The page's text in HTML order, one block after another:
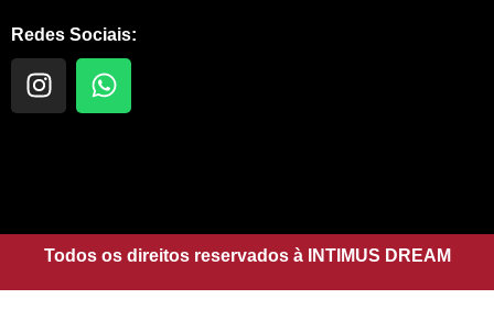
Redes Sociais:
I
n
r
a
m
W
h
p
p
Todos os direitos reservados à INTIMUS DREAM